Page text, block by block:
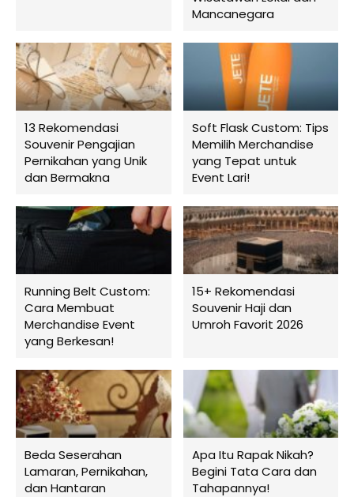
Mancanegara
13 Rekomendasi
Souvenir Pengajian
Pernikahan yang Unik
dan Bermakna
Soft Flask Custom: Tips
Memilih Merchandise
yang Tepat untuk
Event Lari!
Running Belt Custom:
Cara Membuat
Merchandise Event
yang Berkesan!
15+ Rekomendasi
Souvenir Haji dan
Umroh Favorit 2026
Beda Seserahan
Lamaran, Pernikahan,
dan Hantaran
Apa Itu Rapak Nikah?
Begini Tata Cara dan
Tahapannya!